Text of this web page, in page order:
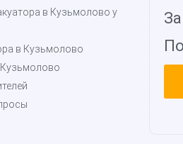
в Кузьмолово у
в Кузьмолово
Кузьмолово